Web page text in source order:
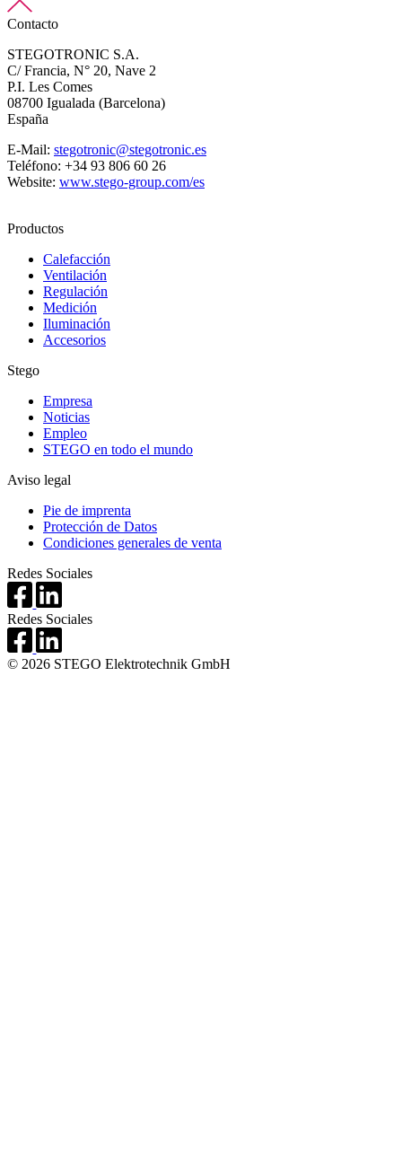
Contacto
STEGOTRONIC S.A.
C/ Francia, N° 20, Nave 2
P.I. Les Comes
08700 Igualada (Barcelona)
España
E-Mail: stegotronic@stegotronic.es
Teléfono: +34 93 806 60 26
Website: www.stego-group.com/es
Productos
Calefacción
Ventilación
Regulación
Medición
Iluminación
Accesorios
Stego
Empresa
Noticias
Empleo
STEGO en todo el mundo
Aviso legal
Pie de imprenta
Protección de Datos
Condiciones generales de venta
Redes Sociales
Redes Sociales
© 2026 STEGO Elektrotechnik GmbH